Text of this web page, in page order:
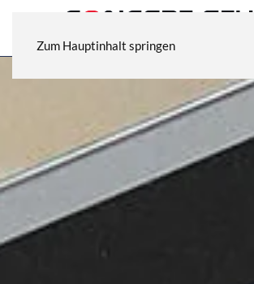
Zum Hauptinhalt springen